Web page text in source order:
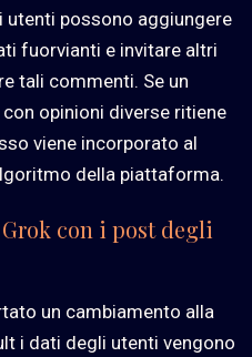
possono aggiungere
fuorvianti e invitare altri
tali commenti. Se un
opinioni diverse ritiene
viene incorporato al
della piattaforma.
con i post degli
un cambiamento alla
i dati degli utenti vengono